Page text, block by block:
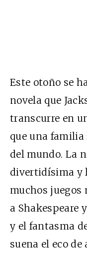
Este otoño se
novela que
transcurre en
que una familia
del mundo. La
divertidísima y
muchos
a Shakespeare
y el fantasma
suena el eco